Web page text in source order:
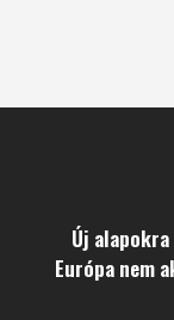
Új
Európa nem